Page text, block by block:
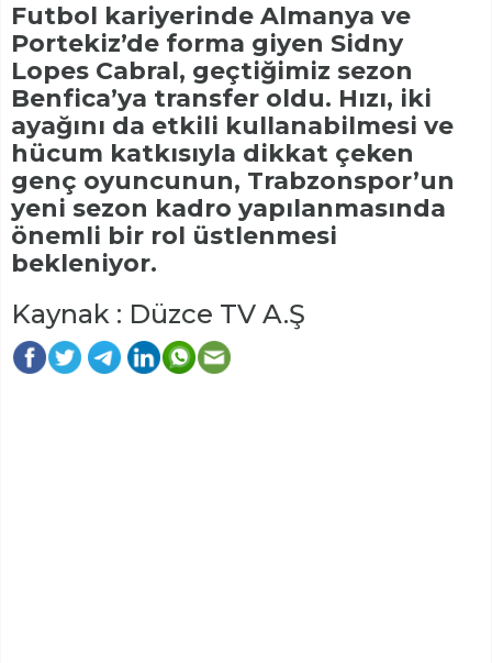
Futbol kariyerinde Almanya ve
Portekiz’de forma giyen Sidny
Lopes Cabral, geçtiğimiz sezon
Benfica’ya transfer oldu. Hızı, iki
ayağını da etkili kullanabilmesi ve
hücum katkısıyla dikkat çeken
genç oyuncunun, Trabzonspor’un
yeni sezon kadro yapılanmasında
önemli bir rol üstlenmesi
bekleniyor.
Kaynak : Düzce TV A.Ş